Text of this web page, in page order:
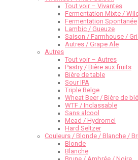
Tout voir – Vivantes
Fermentation Mixte / Wild
Fermentation Spontanée
Lambic / Gueuze
Saison / Farmhouse /
Autres / Grape Ale
Autres
Tout voir – Autres
Pastry / Bière aux fruits
Bière de table
Sour IPA
Triple Belge
Wheat Beer / Bière de
WTF / Inclassable
Sans alcool
Mead / Hydromel
Hard Seltzer
Couleurs / Blonde / Blanche /
Blonde
Blanche